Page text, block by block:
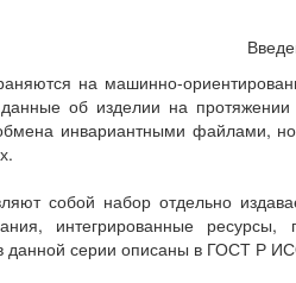
на машинно-
об изделии на протяжении
инвариантными файлами,
собой набор отдельно
интегрированные
данной серии описаны в ГОСТ Р